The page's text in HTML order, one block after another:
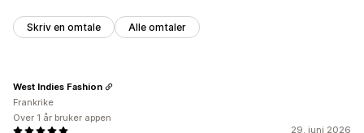
Skriv en omtale Alle omtaler
29. juni 2026
West Indies Fashion
Frankrike
Over 1 år bruker appen